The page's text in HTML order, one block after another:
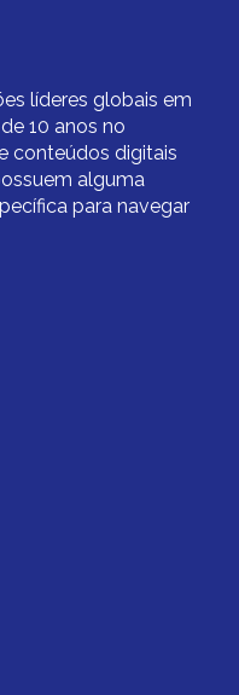
líderes globais em
10 anos no
conteúdos digitais
alguma
para navegar